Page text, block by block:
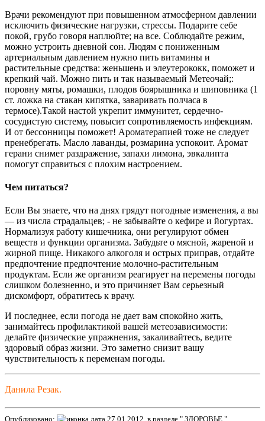
Врачи рекомендуют при повышенном атмосферном давлении
исключить физические нагрузки, стрессы. Подарите себе
покой, грубо говоря наплюйте; на все. Соблюдайте режим,
можно устроить дневной сон. Людям с пониженным
артериальным давлением нужно пить витамины и
растительные средства: женьшень и элеутерококк, поможет и
крепкий чай. Можно пить и так называемый Метеочай;:
поровну мяты, ромашки, плодов боярышника и шиповника (1
ст. ложка на стакан кипятка, заваривать полчаса в
термосе).Такой настой укрепит иммунитет, сердечно-
сосудистую систему, повысит сопротивляемость инфекциям.
И от бессонницы поможет! Ароматерапией тоже не следует
пренебрегать. Масло лаванды, розмарина успокоит. Аромат
герани снимет раздражение, запахи лимона, эвкалипта
помогут справиться с плохим настроением.
Чем питаться?
Если Вы знаете, что на днях грядут погодные изменения, а вы
— из числа страдальцев; - не забывайте о кефире и йогуртах.
Нормализуя работу кишечника, они регулируют обмен
веществ и функции организма. Забудьте о мясной, жареной и
жирной пище. Никакого алкоголя и острых приправ, отдайте
предпочтение предпочтение молочно-растительным
продуктам. Если же организм реагирует на перемены погоды
слишком болезненно, и это причиняет Вам серьезный
дискомфорт, обратитесь к врачу.
И последнее, если погода не дает вам спокойно жить,
занимайтесь профилактикой вашей метеозависимости:
делайте физические упражнения, закаливайтесь, ведите
здоровый образ жизни. Это заметно снизит вашу
чувствительность к переменам погоды.
Данила Резак.
Опубликовано: 27 01 2012, в разделе " ЗДОРОВЬЕ "